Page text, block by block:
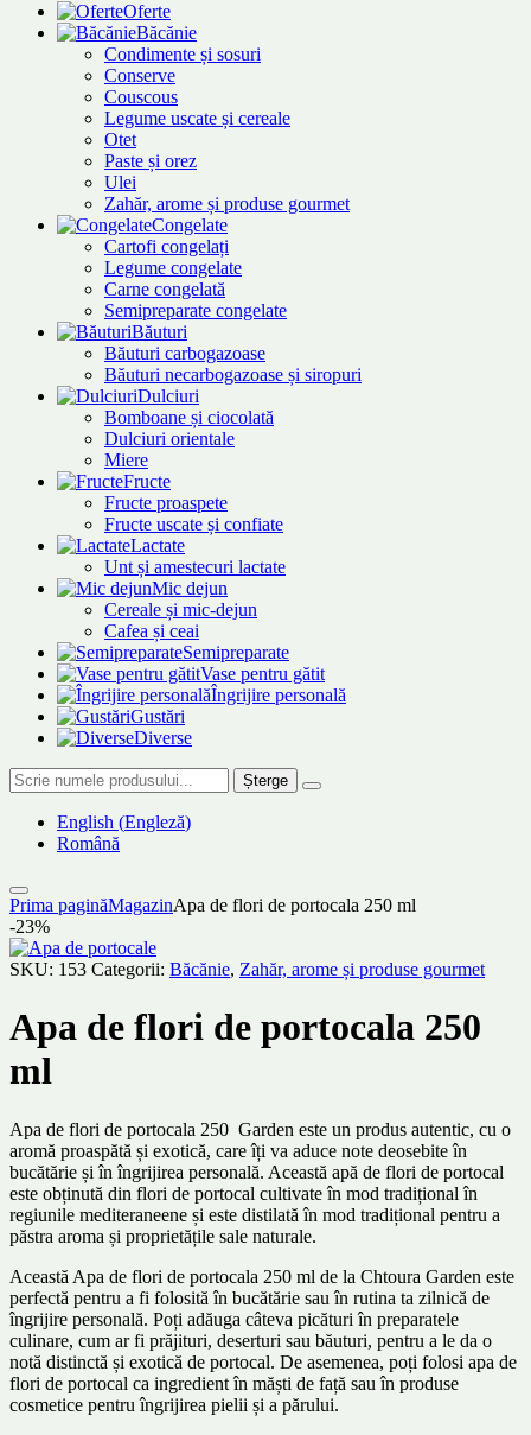
Oferte
Băcănie
Condimente și sosuri
Conserve
Couscous
Legume uscate și cereale
Otet
Paste și orez
Ulei
Zahăr, arome și produse gourmet
Congelate
Cartofi congelați
Legume congelate
Carne congelată
Semipreparate congelate
Băuturi
Băuturi carbogazoase
Băuturi necarbogazoase și siropuri
Dulciuri
Bomboane și ciocolată
Dulciuri orientale
Miere
Fructe
Fructe proaspete
Fructe uscate și confiate
Lactate
Unt și amestecuri lactate
Mic dejun
Cereale și mic-dejun
Cafea și ceai
Semipreparate
Vase pentru gătit
Îngrijire personală
Gustări
Diverse
Șterge
English (Engleză)
Română
Prima paginăMagazinApa de flori de portocala 250 ml
-23%
SKU: 153 Categorii: Băcănie, Zahăr, arome și produse gourmet
Apa de flori de portocala 250
ml
Apa de flori de portocala 250 Garden este un produs autentic, cu o
aromă proaspătă și exotică, care îți va aduce note deosebite în
bucătărie și în îngrijirea personală. Această apă de flori de portocal
este obținută din flori de portocal cultivate în mod tradițional în
regiunile mediteraneene și este distilată în mod tradițional pentru a
păstra aroma și proprietățile sale naturale.
Această Apa de flori de portocala 250 ml de la Chtoura Garden este
perfectă pentru a fi folosită în bucătărie sau în rutina ta zilnică de
îngrijire personală. Poți adăuga câteva picături în preparatele
culinare, cum ar fi prăjituri, deserturi sau băuturi, pentru a le da o
notă distinctă și exotică de portocal. De asemenea, poți folosi apa de
flori de portocal ca ingredient în măști de față sau în produse
cosmetice pentru îngrijirea pielii și a părului.